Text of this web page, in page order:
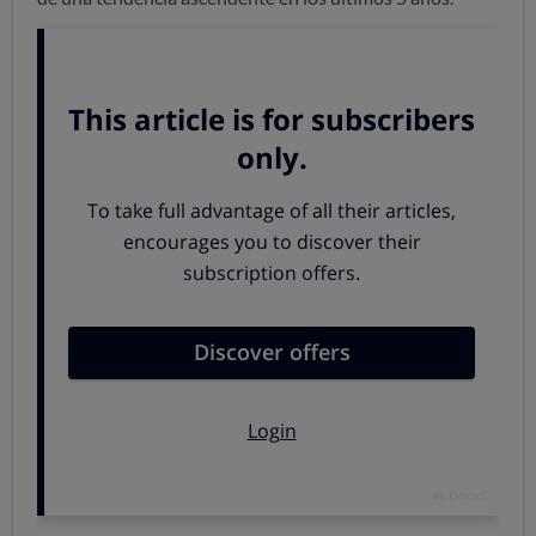
desigual según la tipología de huevo : mientras que en
los más baratos llega a ser de 1 euro la docena, en los
huevos camperos (donde es habitual que el envase
anuncie que puede haber mezcla de huevos de distintos
tamaños), la subida es de unos 73 céntimos por docena,
mientras que en los biológicos (también con mezcla de
tamaños), la subida es de unos 48 céntimos.